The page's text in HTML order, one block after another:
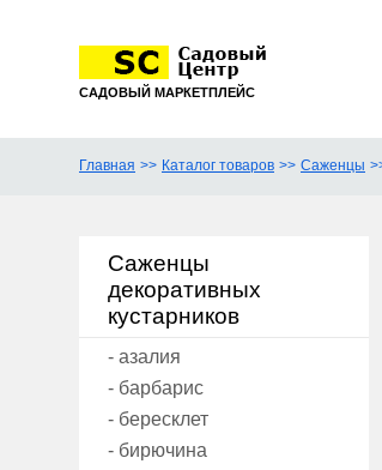
САДОВЫЙ МАРКЕТПЛЕЙС
Главная Каталог товаров Саженцы
Саженцы
декоративных
кустарников
- азалия
- барбарис
- бересклет
- бирючина